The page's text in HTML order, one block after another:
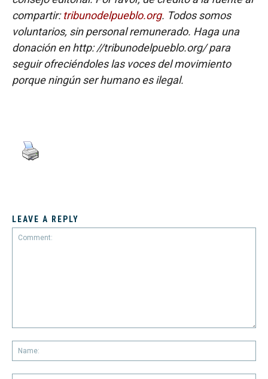
compartir:tribunodelpueblo.org. Todos somos
voluntarios, sin personal remunerado. Haga una
donación en http: //tribunodelpueblo.org/ para
seguir ofreciéndoles las voces del movimiento
porque ningún ser humano es ilegal.
LEAVE A REPLY